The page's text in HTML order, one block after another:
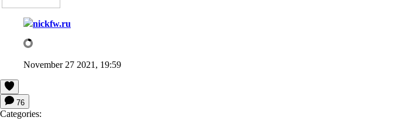
nickfw.ru
November 27 2021, 19:59
76
Categories: